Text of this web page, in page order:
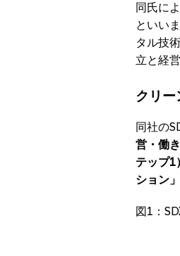
同氏に
といい
タル技
立と経
クリー
同社の
営・働
テップ1
ション」
図1：